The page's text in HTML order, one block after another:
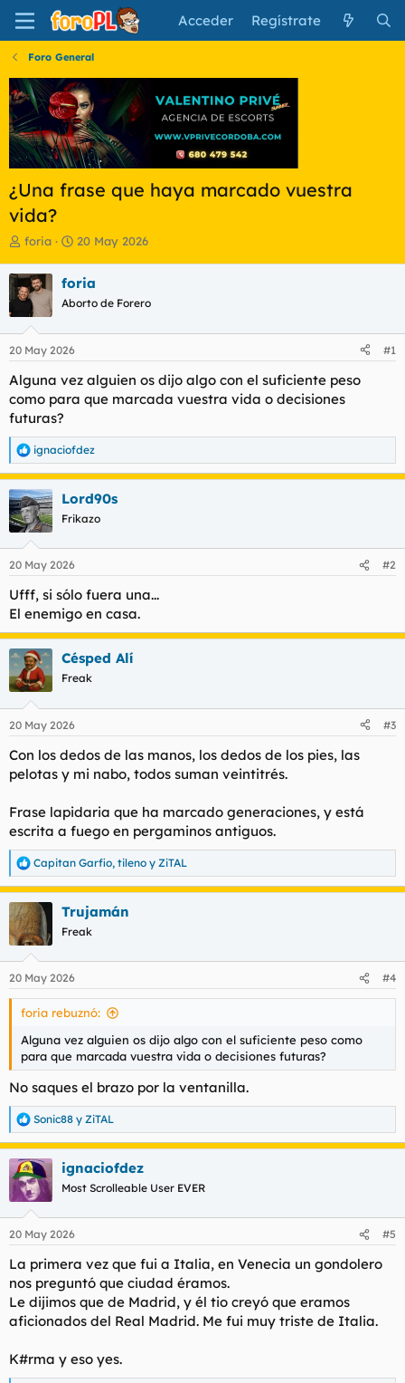
Acceder Regístrate
Foro General
¿Una frase que haya marcado vuestra
vida?
I
i
c
i
a
d
o
d
e
l
t
e
m
a
foria
F
h
a
e
i
c
o
20 May 2026
foria
Aborto de Forero
20 May 2026 #1
Alguna vez alguien os dijo algo con el suficiente peso
como para que marcada vuestra vida o decisiones
futuras?
R
e
a
c
c
i
e
:
ignaciofdez
Lord90s
Frikazo
20 May 2026 #2
Ufff, si sólo fuera una...
El enemigo en casa.
Césped Alí
Freak
20 May 2026 #3
Con los dedos de las manos, los dedos de los pies, las
pelotas y mi nabo, todos suman veintitrés.
Frase lapidaria que ha marcado generaciones, y está
escrita a fuego en pergaminos antiguos.
R
e
a
c
c
i
e
s
Capitan Garfio, tileno y ZiTAL
Trujamán
Freak
20 May 2026 #4
foria rebuznó:
Alguna vez alguien os dijo algo con el suficiente peso como
para que marcada vuestra vida o decisiones futuras?
No saques el brazo por la ventanilla.
R
e
a
c
c
i
e
:
Sonic88 y ZiTAL
ignaciofdez
Most Scrolleable User EVER
20 May 2026 #5
La primera vez que fui a Italia, en Venecia un gondolero
nos preguntó que ciudad éramos.
Le dijimos que de Madrid, y él tio creyó que eramos
aficionados del Real Madrid. Me fui muy triste de Italia.
K#rma y eso yes.